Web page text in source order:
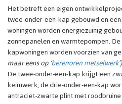
Het betreft een eigen
twee-onder-een-kap gebouwd en
woningen worden energiezuinig
zonnepanelen en warmtepompen.
kapwoningen worden voorzien van
maar eens op ‘berenoren metselwerk’)
De twee-onder-een-kap krijgt een
keimwerk, de drie-onder-een-kap
antraciet-zwarte plint met